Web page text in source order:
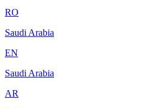
RO
Saudi Arabia
EN
Saudi Arabia
AR